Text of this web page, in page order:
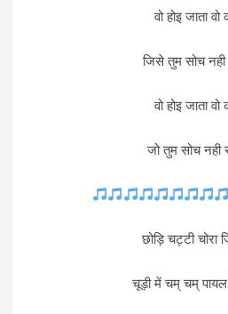
वो होइ जाता वो
जिसे तुम सोच
वो होइ जाता वो
जो तुम सोच
छोड़ि चट्टी चोरा
चूड़ी में चम् चम्